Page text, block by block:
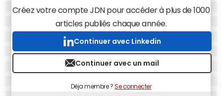
Créez votre compte JDN pour accéder à plus de 1000
articles publiés chaque année.
Continuer avec Linkedin
Continuer avec un mail
Déja membre ?Se connecter